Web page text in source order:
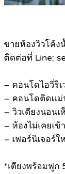
ขายห้องวิวโค้ง
ติดต่อที่ Line:
– คอนโดไอวี่ริเ
– คอนโดติดแม่
– วิวเตียงนอน
– ห้องไม่เคยเข้
– เฟอร์นิเจอร์
*เตียงพร้อมฟูก